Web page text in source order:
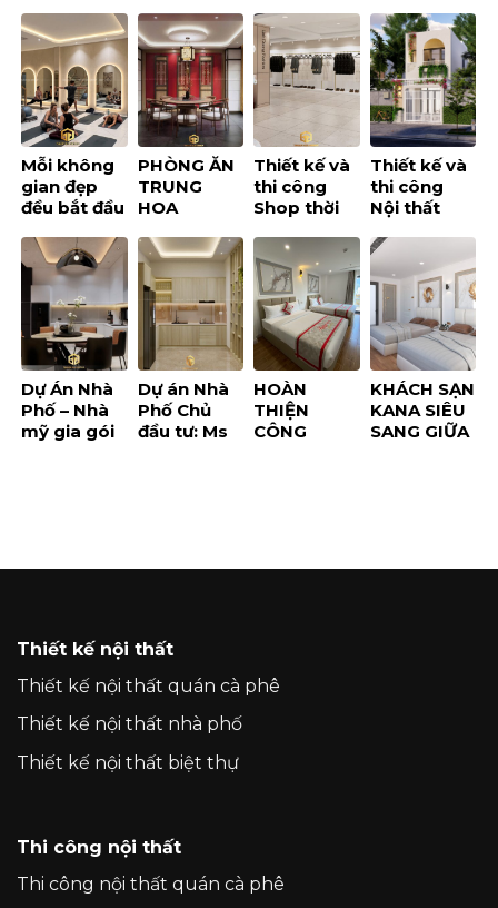
Mỗi không
gian đẹp
đều bắt đầu
nghiệm
đúng
PHÒNG ĂN
TRUNG
HOA
– NƠI GẦN
GŨI GIA
ĐÌNH,
NÂNG TẦM
ĐẲNG CẤP
KHÔNG
GIAN
Thiết kế và
thi công
Shop thời
gói tại Nha
Trang
Thiết kế và
thi công
Nội thất
MR HIẾU
Dự Án Nhà
Phố – Nhà
mỹ gia gói
Dự án Nhà
Phố Chủ
đầu tư: Ms
HOÀN
THIỆN
CÔNG
KHÁCH SẠN
KANA SIÊU
SANG GIỮA
Thiết kế nội thất
Thiết kế nội thất quán cà phê
Thiết kế nội thất nhà phố
Thiết kế nội thất biệt thự
Thi công nội thất
Thi công nội thất quán cà phê